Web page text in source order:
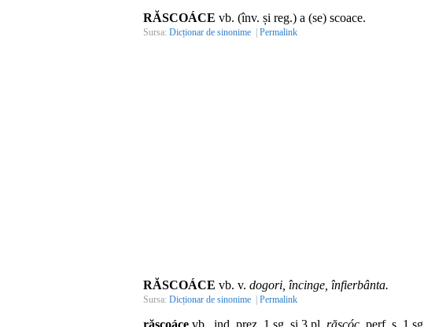
RĂSCOÁCE vb. (înv. și reg.) a (se) scoace.
Sursa: Dicționar de sinonime | Permalink
RĂSCOÁCE vb. v. dogori, încinge, înfierbânta.
Sursa: Dicționar de sinonime | Permalink
răscoáce vb., ind. prez. 1 sg. și 3 pl. răscóc, perf. s. 1 sg.